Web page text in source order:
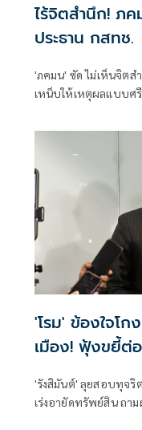
ไร้จิตสำนึก! ภ
ประธาน กสทช.
'ภคมน' ซัด ไม่เห็นจิต
เหน็บให้เหตุผลแบบศ
ตำแหน่งได้แล้ว
'โรม' ข้องใจโ
เมือง! ฟุ้งขยี้ต่อ
'รังสิมันต์' ลุยสอบทุจริ
เร่งอายัดทรัพย์สิน ถา